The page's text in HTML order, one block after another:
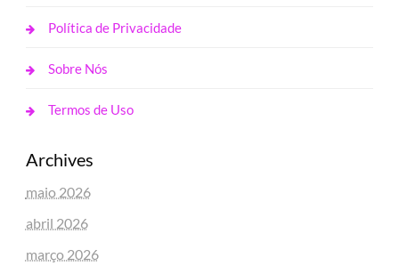
Política de Privacidade
Sobre Nós
Termos de Uso
Archives
maio 2026
abril 2026
março 2026